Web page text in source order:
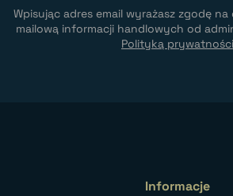
Wpisując adres email wyrażasz zgodę
mailową informacji handlowych od
Polityką prywatności
Informacje